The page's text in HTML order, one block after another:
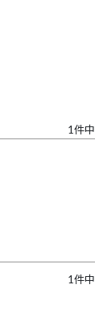
1件中
1件中